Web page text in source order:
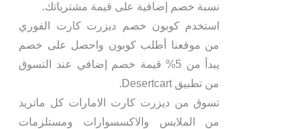
نسبة خصم إضافية على قيمة مشترياتك.
استخدم كوبون خصم ديزرت كارت الفوري
من موقعنا أطلب كوبون واحصل على خصم
يبدأ من 5% قيمة خصم إضافي عند التسوق
من تطبيق Desertcart.
تسوق من ديزرت كارت الامارات كل ماتريد
من الملابس والاكسسوارات ومستلزمات